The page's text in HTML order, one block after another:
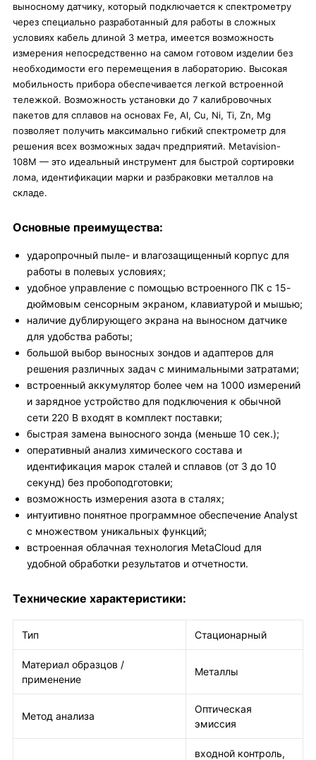
выносному датчику, который подключается к спектрометру
через специально разработанный для работы в сложных
условиях кабель длиной 3 метра, имеется возможность
измерения непосредственно на самом готовом изделии без
необходимости его перемещения в лабораторию. Высокая
мобильность прибора обеспечивается легкой встроенной
тележкой. Возможность установки до 7 калибровочных
пакетов для сплавов на основах Fe, Al, Cu, Ni, Ti, Zn, Mg
позволяет получить максимально гибкий спектрометр для
решения всех возможных задач предприятий. Metavision-
108M — это идеальный инструмент для быстрой сортировки
лома, идентификации марки и разбраковки металлов на
складе.
Основные преимущества:
ударопрочный пыле- и влагозащищенный корпус для
работы в полевых условиях;
удобное управление с помощью встроенного ПК с 15-
дюймовым сенсорным экраном, клавиатурой и мышью;
наличие дублирующего экрана на выносном датчике
для удобства работы;
большой выбор выносных зондов и адаптеров для
решения различных задач с минимальными затратами;
встроенный аккумулятор более чем на 1000 измерений
и зарядное устройство для подключения к обычной
сети 220 В входят в комплект поставки;
быстрая замена выносного зонда (меньше 10 сек.);
оперативный анализ химического состава и
идентификация марок сталей и сплавов (от 3 до 10
секунд) без пробоподготовки;
возможность измерения азота в сталях;
интуитивно понятное программное обеспечение Analyst
c множеством уникальных функций;
встроенная облачная технология MetaCloud для
удобной обработки результатов и отчетности.
Технические характеристики:
Тип Стационарный
Материал образцов /
применение
Металлы
Метод анализа
Оптическая
эмиссия
входной контроль,